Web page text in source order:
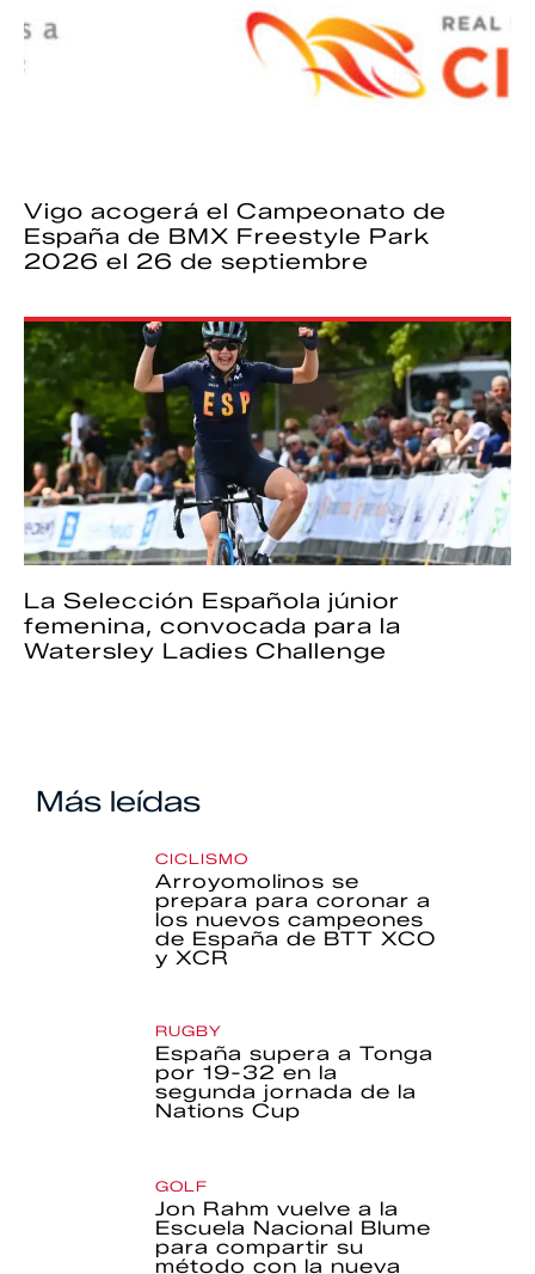
Vigo acogerá el Campeonato de
España de BMX Freestyle Park
2026 el 26 de septiembre
La Selección Española júnior
femenina, convocada para la
Watersley Ladies Challenge
Más leídas
CICLISMO
Arroyomolinos se
prepara para coronar a
los nuevos campeones
de España de BTT XCO
y XCR
RUGBY
España supera a Tonga
por 19-32 en la
segunda jornada de la
Nations Cup
GOLF
Jon Rahm vuelve a la
Escuela Nacional Blume
para compartir su
método con la nueva